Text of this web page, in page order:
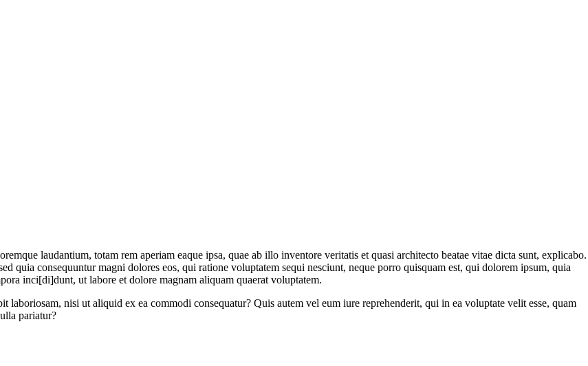
laudantium, totam rem aperiam eaque ipsa, quae ab illo inventore veritatis et quasi architecto beatae vitae dicta sunt, explicabo.
quia consequuntur magni dolores eos, qui ratione voluptatem sequi nesciunt, neque porro quisquam est, qui dolorem ipsum, quia
inci[di]dunt, ut labore et dolore magnam aliquam quaerat voluptatem.
nisi ut aliquid ex ea commodi consequatur? Quis autem vel eum iure reprehenderit, qui in ea voluptate velit esse, quam
pariatur?